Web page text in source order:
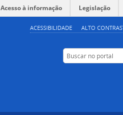
ACESSIBILIDADE ALTO
Acesso à informação Legislação
Buscar no portal